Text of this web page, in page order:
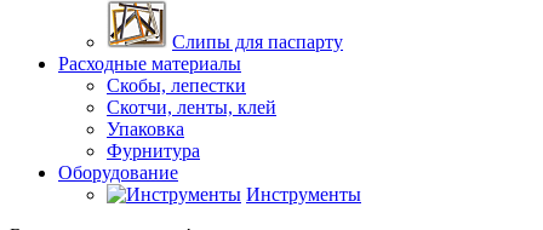
Слипы для паспарту
Расходные материалы
Скобы, лепестки
Скотчи, ленты, клей
Упаковка
Фурнитура
Оборудование
Инструменты